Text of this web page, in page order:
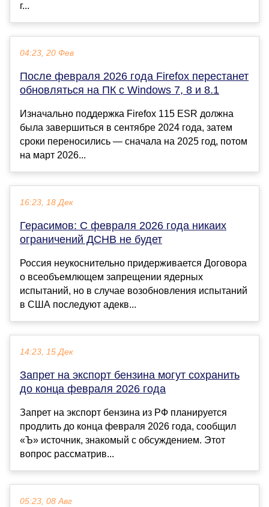
г...
04:23, 20 Фев
После февраля 2026 года Firefox перестанет
обновляться на ПК с Windows 7, 8 и 8.1
Изначально поддержка Firefox 115 ESR должна
была завершиться в сентябре 2024 года, затем
сроки переносились — сначала на 2025 год, потом
на март 2026...
16:23, 18 Дек
Герасимов: С февраля 2026 года никаих
ограничений ДСНВ не будет
Россия неукоснительно придерживается Договора
о всеобъемлющем запрещении ядерных
испытаний, но в случае возобновления испытаний
в США последуют адекв...
14:23, 15 Дек
Запрет на экспорт бензина могут сохранить
до конца февраля 2026 года
Запрет на экспорт бензина из РФ планируется
продлить до конца февраля 2026 года, сообщил
«Ъ» источник, знакомый с обсуждением. Этот
вопрос рассматрив...
05:23, 08 Авг